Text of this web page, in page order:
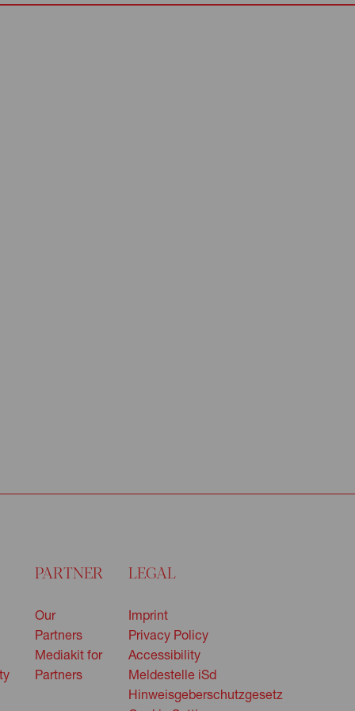
PARTNER
Our
Partners
Mediakit for
Partners
LEGAL
Imprint
Privacy Policy
Accessibility
Meldestelle iSd
Hinweisgeberschutzgesetz